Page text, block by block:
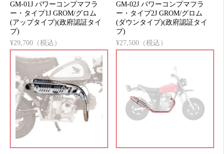
GM-01J パワーコンプマフラ
ー・タイプ1J GROM/グロム
(アップタイプ)(政府認証タイ
プ)
¥29,700（税込）
GM-02J パワーコンプマフラ
ー・タイプ2J GROM/グロム
(ダウンタイプ)(政府認証タイ
プ)
¥27,500（税込）